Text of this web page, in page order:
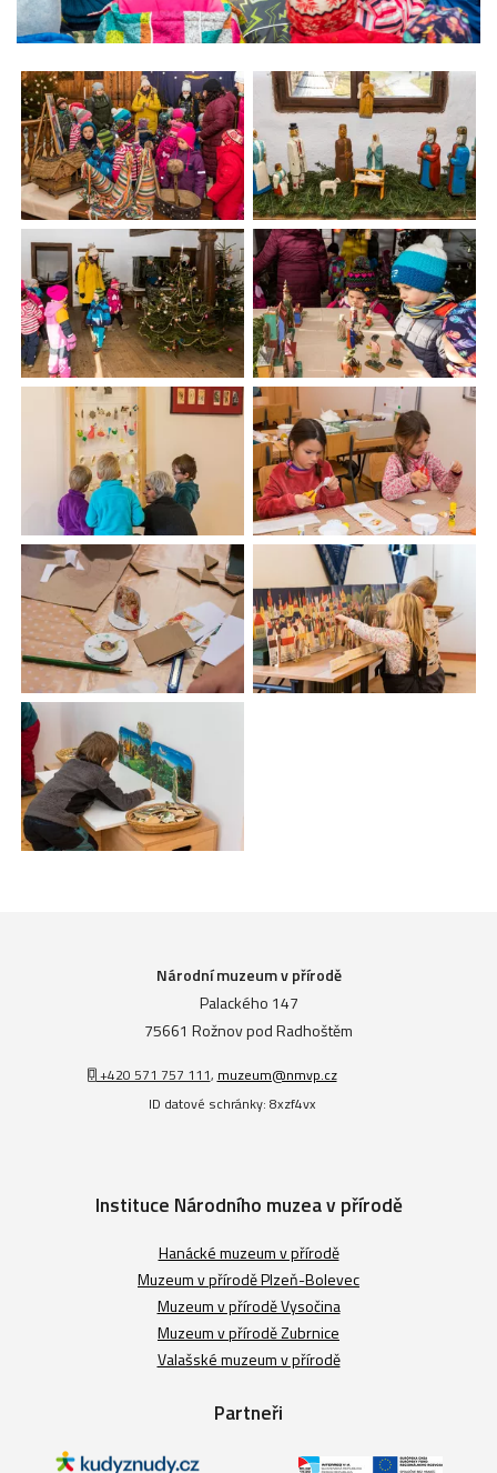
Národní muzeum v přírodě
Palackého 147
75661 Rožnov pod Radhoštěm
+420 571 757 111, muzeum@nmvp.cz
ID datové schránky: 8xzf4vx
Instituce Národního muzea v přírodě
Hanácké muzeum v přírodě
Muzeum v přírodě Plzeň-Bolevec
Muzeum v přírodě Vysočina
Muzeum v přírodě Zubrnice
Valašské muzeum v přírodě
Partneři